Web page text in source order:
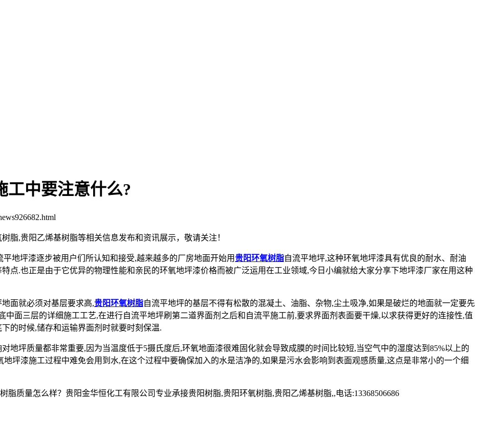
工中要注意什么?
脂,贵阳乙烯基树脂等相关信息发布和资讯展示，敬请关注！
地坪漆逐步被用户们所认知和接受,越来越多的厂房地面开始用贵阳环氧树脂自流平地坪,这种环氧地坪漆具有优良的耐水、耐油
点.也正是由于它优异的物理性能和亲民的环氧地坪漆价格而被广泛运用在工业领域,今日小编就给大家分享下地坪漆厂家在用这种
面就必须对基层要求高,贵阳环氧树脂自流平地坪的基层不得有松散的混凝土、油脂、杂物,尘土吸净,如果是破烂的地面就一定要先
面三层的详细施工工艺,在进行自流平地坪刷第二道界面剂之后和自流平施工前,要求界面剂表面要干燥,以求获得更好的连接性,值
的时候,储存和运输界面剂时就要时刻保温.
地坪质量都非常重要,因为当温度低于5摄氏度后,环氧地面漆很难固化就会导致成膜的时间比较短,当空气中的湿度达到85%以上的
坪漆施工过程中难免会用到水,在这个过程中要确保加入的水是洁净的,如果是污水会影响到表面观感质量,这点是非常小的一个细
质量怎么样？贵阳金华恒化工有限公司专业承接贵阳树脂,贵阳环氧树脂,贵阳乙烯基树脂,,电话:13368506686